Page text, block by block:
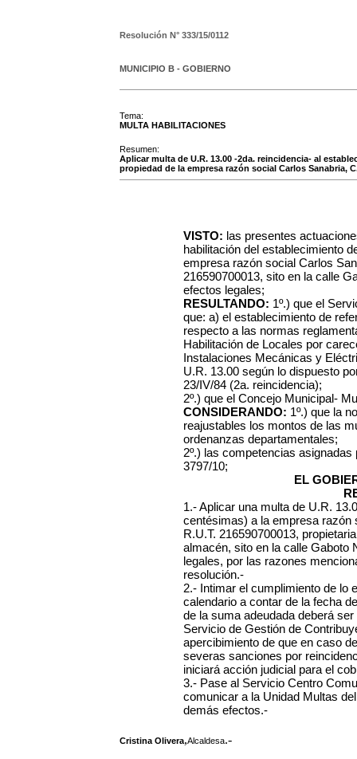
Resolución N° 333/15/0112
MUNICIPIO B - GOBIERNO
Tema:
MULTA HABILITACIONES
Resumen:
Aplicar multa de U.R. 13.00 -2da. reincidencia- al
propiedad de la empresa razón social Carlos Sanabria,
VISTO: las presentes
habilitación del establecimiento
empresa razón social Carlos
216590700013, sito en la calle
efectos legales;
RESULTANDO: 1º.) que el
que: a) el establecimiento de
respecto a las normas
Habilitación de Locales por
Instalaciones Mecánicas y
U.R. 13.00 según lo dispuesto
23/IV/84 (2a. reincidencia);
2º.) que el Concejo Municipal-
CONSIDERANDO: 1º.) que la
reajustables los montos de las
ordenanzas departamentales;
2º.) las competencias
3797/10;
EL
1.- Aplicar una multa de U.R.
centésimas) a la empresa razón
R.U.T. 216590700013,
almacén, sito en la calle Gaboto
legales, por las razones
resolución.-
2.- Intimar el cumplimiento de lo
calendario a contar de la fecha
de la suma adeudada deberá
Servicio de Gestión de
apercibimiento de que en caso
severas sanciones por
iniciará acción judicial para el
3.- Pase al Servicio Centro
comunicar a la Unidad Multas
demás efectos.-
Cristina Olivera,Alcaldesa.-